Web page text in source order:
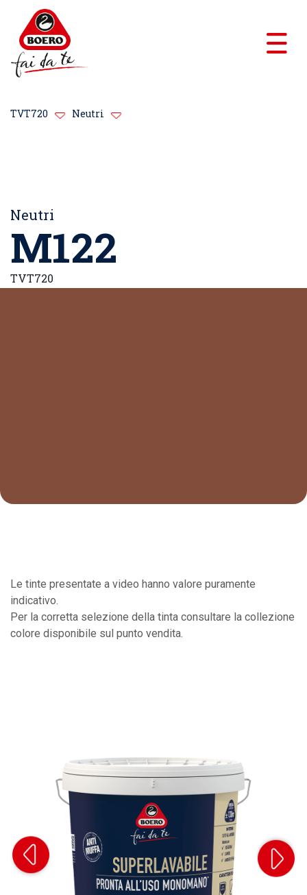
TVT720 Neutri
Neutri
M122
TVT720
Le tinte presentate a video hanno valore puramente
indicativo.
Per la corretta selezione della tinta consultare la collezione
colore disponibile sul punto vendita.